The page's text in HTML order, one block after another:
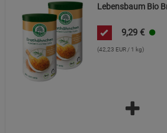
Lebensbaum Bio
9,29 €
(42,23 EUR / 1 kg)
Zurück Einstellungen speichern für die
Einwilligung nicht erteilen
Notwendige Cookies (5)
Beschreibung Notwendige Cookies